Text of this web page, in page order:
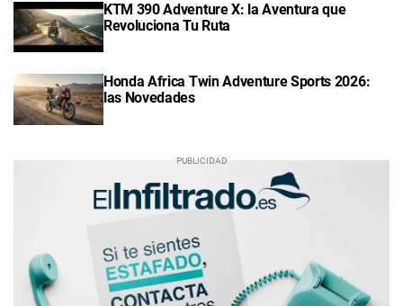
KTM 390 Adventure X: la Aventura que
Revoluciona Tu Ruta
Honda Africa Twin Adventure Sports 2026:
las Novedades